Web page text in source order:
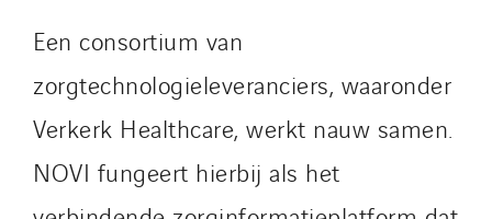
Een consortium van
zorgtechnologieleveranciers, waaronder
Verkerk Healthcare, werkt nauw samen.
NOVI fungeert hierbij als het
Spain
Sweden
Switzerland